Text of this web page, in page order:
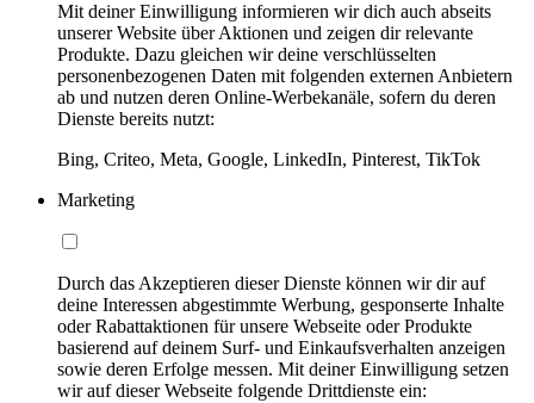
Mit deiner Einwilligung informieren wir dich auch abseits
unserer Website über Aktionen und zeigen dir relevante
Produkte. Dazu gleichen wir deine verschlüsselten
personenbezogenen Daten mit folgenden externen Anbietern
ab und nutzen deren Online-Werbekanäle, sofern du deren
Dienste bereits nutzt:
Bing, Criteo, Meta, Google, LinkedIn, Pinterest, TikTok
Marketing
Durch das Akzeptieren dieser Dienste können wir dir auf
deine Interessen abgestimmte Werbung, gesponserte Inhalte
oder Rabattaktionen für unsere Webseite oder Produkte
basierend auf deinem Surf- und Einkaufsverhalten anzeigen
sowie deren Erfolge messen. Mit deiner Einwilligung setzen
wir auf dieser Webseite folgende Drittdienste ein: